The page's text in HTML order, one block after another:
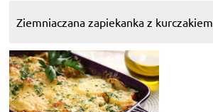
Ziemniaczana zapiekanka z kurczakiem